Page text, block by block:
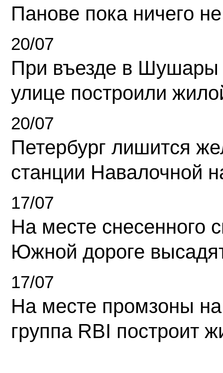
Панове пока ничего
20/07
При въезде в Шушары
улице построили
20/07
Петербург лишится
станции Навалочной
17/07
На месте снесенного
Южной дороге
17/07
На месте промзоны
группа RBI построит